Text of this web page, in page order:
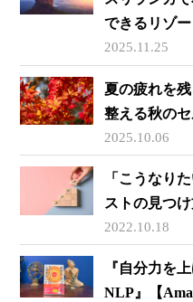
できるリゾ
2025.11.25
夏の疲れを
整える秋の
2025.10.06
「こうなり
ストの見つ
2022.10.18
『自分力を
NLP』【